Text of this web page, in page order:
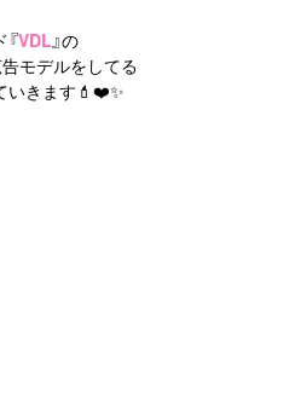
VDL 』の
モデルをしてる
いきます💄❤️✨